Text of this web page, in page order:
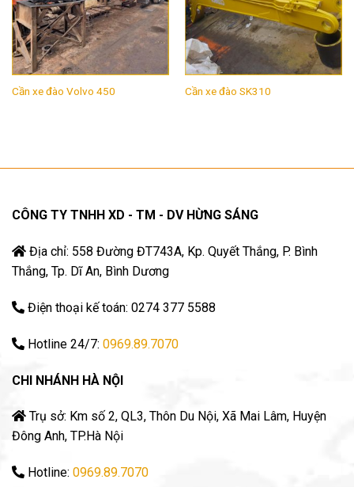
Cần xe đào Volvo 450 Cần xe đào SK310
CÔNG TY TNHH XD - TM - DV HỪNG SÁNG
Địa chỉ: 558 Đường ĐT743A, Kp. Quyết Thắng, P. Bình
Thắng, Tp. Dĩ An, Bình Dương
Điện thoại kế toán: 0274 377 5588
Hotline 24/7: 0969.89.7070
CHI NHÁNH HÀ NỘI
Trụ sở: Km số 2, QL3, Thôn Du Nội, Xã Mai Lâm, Huyện
Đông Anh, TP.Hà Nội
Hotline: 0969.89.7070